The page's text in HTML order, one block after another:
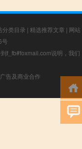
分类目录 | 精选推荐文章 | 网站
号
f_fb#foxmail.com说明，我们
告及商业合作